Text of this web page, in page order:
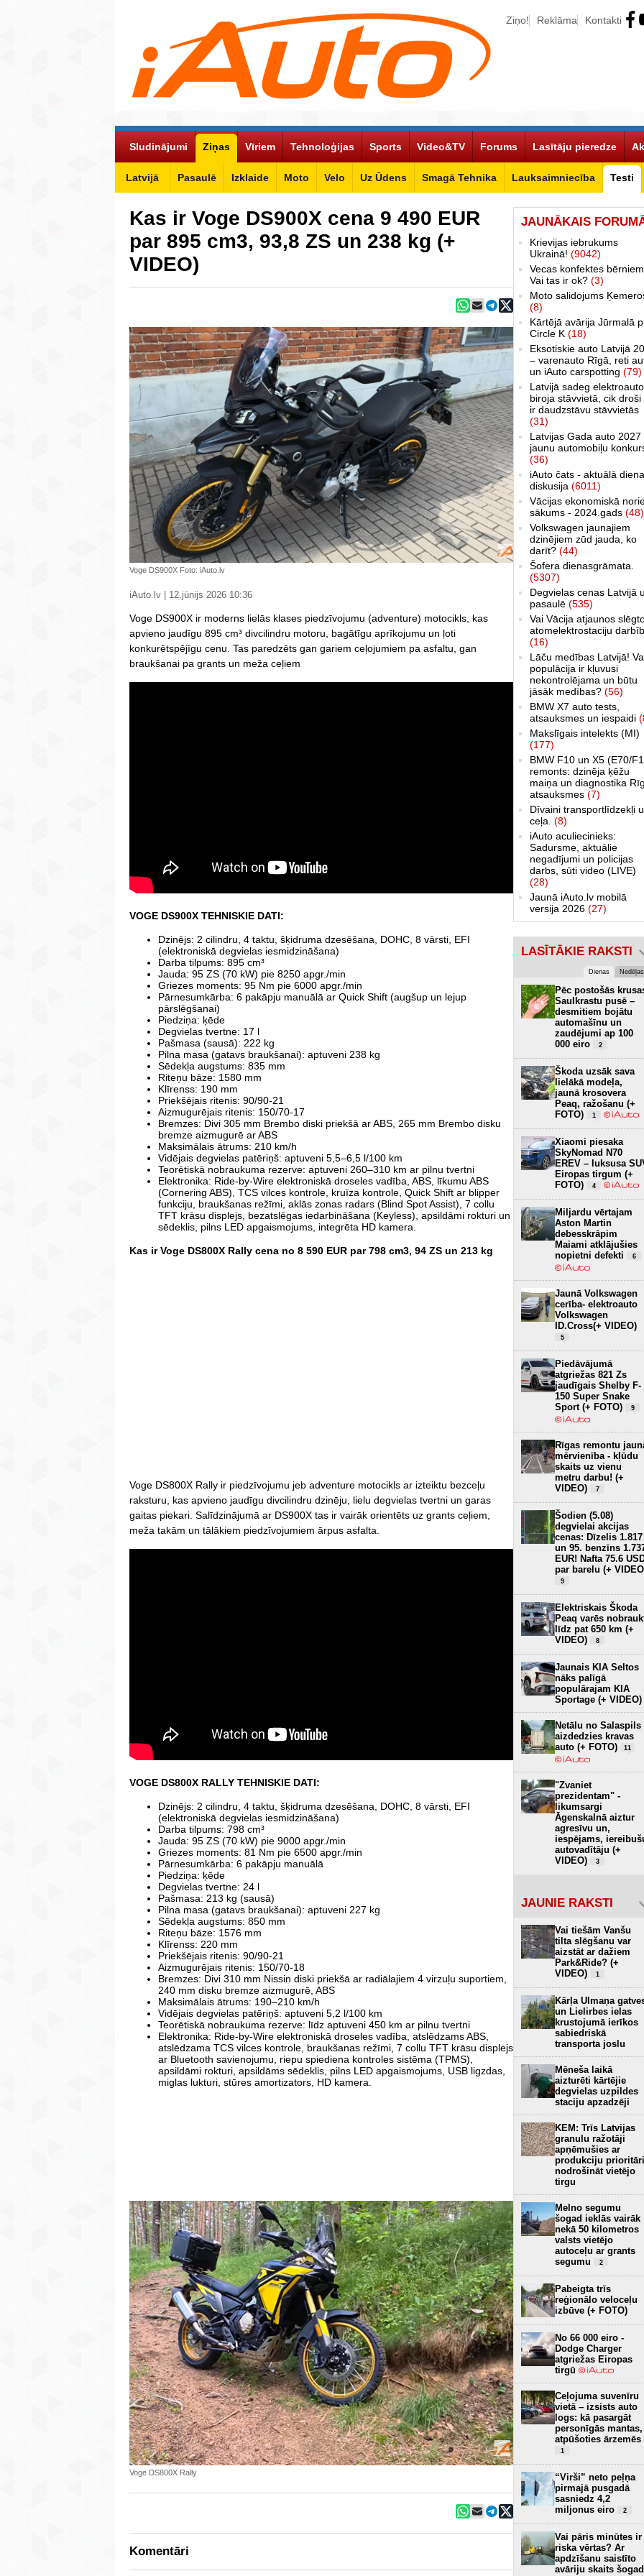
Ziņo! Reklāma Kontakti
Sludinājumi Ziņas
Latvijā Pasaulē Izklaide Moto Velo Uz Ūdens Smagā Tehnika Lauksaimniecība Testi
Vīriem Tehnoloģijas Sports Video&TV Forums Lasītāju pieredze
Kas ir Voge DS900X cena 9 490 EUR
par 895 cm3, 93,8 ZS un 238 kg (+
VIDEO)
Voge DS900X Foto: iAuto.lv
iAuto.lv | 12.jūnijs 2026 10:36
Voge DS900X ir moderns lielās klases piedzīvojumu (adventure) motocikls, kas
apvieno jaudīgu 895 cm³ divcilindru motoru, bagātīgu aprīkojumu un ļoti
konkurētspējīgu cenu. Tas paredzēts gan gariem ceļojumiem pa asfaltu, gan
braukšanai pa grants un meža ceļiem
VOGE DS900X TEHNISKIE DATI:
Dzinējs: 2 cilindru, 4 taktu, šķidruma dzesēšana, DOHC, 8 vārsti, EFI
(elektroniskā degvielas iesmidzināšana)
Darba tilpums: 895 cm³
Jauda: 95 ZS (70 kW) pie 8250 apgr./min
Griezes moments: 95 Nm pie 6000 apgr./min
Pārnesumkārba: 6 pakāpju manuālā ar Quick Shift (augšup un lejup
pārslēgšanai)
Piedziņa: ķēde
Degvielas tvertne: 17 l
Pašmasa (sausā): 222 kg
Pilna masa (gatavs braukšanai): aptuveni 238 kg
Sēdekļa augstums: 835 mm
Riteņu bāze: 1580 mm
Klīrenss: 190 mm
Priekšējais ritenis: 90/90-21
Aizmugurējais ritenis: 150/70-17
Bremzes: Divi 305 mm Brembo diski priekšā ar ABS, 265 mm Brembo disku
bremze aizmugurē ar ABS
Maksimālais ātrums: 210 km/h
Vidējais degvielas patēriņš: aptuveni 5,5–6,5 l/100 km
Teorētiskā nobraukuma rezerve: aptuveni 260–310 km ar pilnu tvertni
Elektronika: Ride-by-Wire elektroniskā droseles vadība, ABS, līkumu ABS
(Cornering ABS), TCS vilces kontrole, kruīza kontrole, Quick Shift ar blipper
funkciju, braukšanas režīmi, aklās zonas radars (Blind Spot Assist), 7 collu
TFT krāsu displejs, bezatslēgas iedarbināšana (Keyless), apsildāmi rokturi un
sēdeklis, pilns LED apgaismojums, integrēta HD kamera.
Kas ir Voge DS800X Rally cena no 8 590 EUR par 798 cm3, 94 ZS un 213 kg
Voge DS800X Rally ir piedzīvojumu jeb adventure motocikls ar izteiktu bezceļu
raksturu, kas apvieno jaudīgu divcilindru dzinēju, lielu degvielas tvertni un garas
gaitas piekari. Salīdzinājumā ar DS900X tas ir vairāk orientēts uz grants ceļiem,
meža takām un tālākiem piedzīvojumiem ārpus asfalta.
VOGE DS800X RALLY TEHNISKIE DATI:
Dzinējs: 2 cilindru, 4 taktu, šķidruma dzesēšana, DOHC, 8 vārsti, EFI
(elektroniskā degvielas iesmidzināšana)
Darba tilpums: 798 cm³
Jauda: 95 ZS (70 kW) pie 9000 apgr./min
Griezes moments: 81 Nm pie 6500 apgr./min
Pārnesumkārba: 6 pakāpju manuālā
Piedziņa: ķēde
Degvielas tvertne: 24 l
Pašmasa: 213 kg (sausā)
Pilna masa (gatavs braukšanai): aptuveni 227 kg
Sēdekļa augstums: 850 mm
Riteņu bāze: 1576 mm
Klīrenss: 220 mm
Priekšējais ritenis: 90/90-21
Aizmugurējais ritenis: 150/70-18
Bremzes: Divi 310 mm Nissin diski priekšā ar radiālajiem 4 virzuļu suportiem,
240 mm disku bremze aizmugurē, ABS
Maksimālais ātrums: 190–210 km/h
Vidējais degvielas patēriņš: aptuveni 5,2 l/100 km
Teorētiskā nobraukuma rezerve: līdz aptuveni 450 km ar pilnu tvertni
Elektronika: Ride-by-Wire elektroniskā droseles vadība, atslēdzams ABS,
atslēdzama TCS vilces kontrole, braukšanas režīmi, 7 collu TFT krāsu displejs
ar Bluetooth savienojumu, riepu spiediena kontroles sistēma (TPMS),
apsildāmi rokturi, apsildāms sēdeklis, pilns LED apgaismojums, USB ligzdas,
miglas lukturi, stūres amortizators, HD kamera.
Voge DS800X Rally
Komentāri
JAUNĀKAIS
Krievijas iebrukums
Ukrainā! (9042)
Vecas konfektes
Vai tas ir ok? (3)
Moto salidojums
(8)
Kārtējā avārija Jūrmalā
Circle K (18)
Eksotiskie auto Latvijā
– varenauto Rīgā, reti
un iAuto carspotting (79)
Latvijā sadeg elektroauto
biroja stāvvietā, cik droši
ir daudzstāvu stāvvietās
(31)
Latvijas Gada auto 2027
jaunu automobiļu
(36)
iAuto čats - aktuālā
diskusija (6011)
Vācijas ekonomiskā
sākums - 2024.gads (48)
Volkswagen jaunajiem
dzinējiem zūd jauda, ko
darīt? (44)
Šofera dienasgrāmata.
(5307)
Degvielas cenas Latvijā
pasaulē (535)
Vai Vācija atjaunos
atomelektrostaciju
(16)
Lāču medības Latvijā!
populācija ir kļuvusi
nekontrolējama un būtu
jāsāk medības? (56)
BMW X7 auto tests,
atsauksmes un iespaidi
Makslīgais intelekts (MI)
(177)
BMW F10 un X5 (E70/
remonts: dzinēja ķēžu
maiņa un diagnostika
atsauksmes (7)
Dīvaini transportlīdzekļi
ceļa. (8)
iAuto aculiecinieks:
Sadursme, aktuālie
negadījumi un policijas
darbs, sūti video (LIVE)
(28)
Jaunā iAuto.lv mobilā
versija 2026 (27)
LASĪTĀKIE RAKSTI
Dienas Nedēļas
Pēc postošās
Saulkrastu pusē –
desmitiem bojātu
automašīnu un
zaudējumi ap 100
000 eiro
2
Škoda uzsāk sava
lielākā modeļa,
jaunā krosovera
Peaq, ražošanu (+
FOTO)
1
Xiaomi piesaka
SkyNomad N70
EREV – luksusa
Eiropas tirgum (+
FOTO)
4
Miljardu vērtajam
Aston Martin
debesskrāpim
Maiami atklājušies
nopietni defekti
6
Jaunā Volkswagen
cerība- elektroauto
Volkswagen
ID.Cross(+ VIDEO)
5
Piedāvājumā
atgriežas 821 Zs
jaudīgais Shelby F-
150 Super Snake
Sport (+ FOTO)
9
Rīgas remontu
mērvienība - kļūdu
skaits uz vienu
metru darbu! (+
VIDEO)
7
Šodien (5.08)
degvielai akcijas
cenas: Dīzelis 1.817
un 95. benzīns
EUR! Nafta 75.6
par barelu (+
9
Elektriskais Škoda
Peaq varēs
līdz pat 650 km (+
VIDEO)
8
Jaunais KIA Seltos
nāks palīgā
populārajam KIA
Sportage (+ VIDEO)
Netālu no Salaspils
aizdedzies kravas
auto (+ FOTO)
11
"Zvaniet
prezidentam" -
likumsargi
Āgenskalnā aiztur
agresīvu un,
iespējams,
autovadītāju (+
VIDEO)
3
JAUNIE RAKSTI
Vai tiešām Vanšu
tilta slēgšanu var
aizstāt ar dažiem
Park&Ride? (+
VIDEO)
1
Kārļa Ulmaņa
un Lielirbes ielas
krustojumā ierīkos
sabiedriskā
transporta joslu
Mēneša laikā
aizturēti kārtējie
degvielas uzpildes
staciju apzadzēji
KEM: Trīs Latvijas
granulu ražotāji
apņēmušies ar
produkciju prioritāri
nodrošināt vietējo
tirgu
Melno segumu
šogad ieklās vairāk
nekā 50 kilometros
valsts vietējo
autoceļu ar grants
segumu
2
Pabeigta trīs
reģionālo veloceļu
izbūve (+ FOTO)
No 66 000 eiro -
Dodge Charger
atgriežas Eiropas
tirgū
Ceļojuma suvenīru
vietā – izsists auto
logs: kā pasargāt
personīgās mantas,
atpūšoties ārzemēs
1
“Virši” neto peļņa
pirmajā pusgadā
sasniedz 4,2
miljonus eiro
2
Vai pāris minūtes ir
riska vērtas? Ar
apdzīšanu saistīto
avāriju skaits šogad